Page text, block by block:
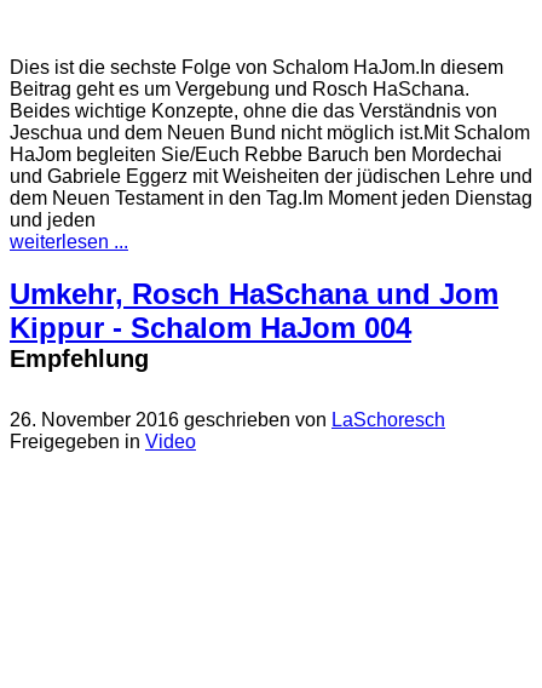
Dies ist die sechste Folge von Schalom HaJom.In diesem
Beitrag geht es um Vergebung und Rosch HaSchana.
Beides wichtige Konzepte, ohne die das Verständnis von
Jeschua und dem Neuen Bund nicht möglich ist.Mit Schalom
HaJom begleiten Sie/Euch Rebbe Baruch ben Mordechai
und Gabriele Eggerz mit Weisheiten der jüdischen Lehre und
dem Neuen Testament in den Tag.Im Moment jeden Dienstag
und jeden
weiterlesen ...
Umkehr, Rosch HaSchana und Jom
Kippur - Schalom HaJom 004
Empfehlung
26. November 2016 geschrieben von LaSchoresch
Freigegeben in Video